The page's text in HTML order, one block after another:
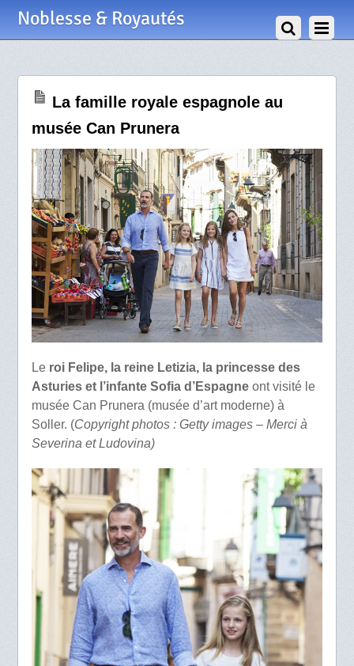
Noblesse & Royautés
La famille royale espagnole au
musée Can Prunera
Leroi Felipe, la reine Letizia, la princesse des
Asturies et l’infante Sofia d’Espagneont visité le
musée Can Prunera (musée d’art moderne) à
Soller. (Copyright photos : Getty images – Merci à
Severina et Ludovina)